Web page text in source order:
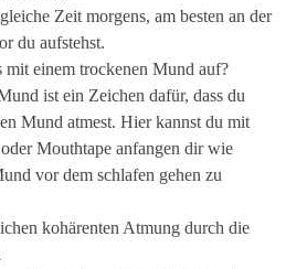
Zeit morgens, am besten an der
du aufstehst.
mit einem trockenen Mund auf?
ist ein Zeichen dafür, dass du
Mund atmest. Hier kannst du mit
Mouthtape anfangen dir wie
vor dem schlafen gehen zu
kohärenten Atmung durch die